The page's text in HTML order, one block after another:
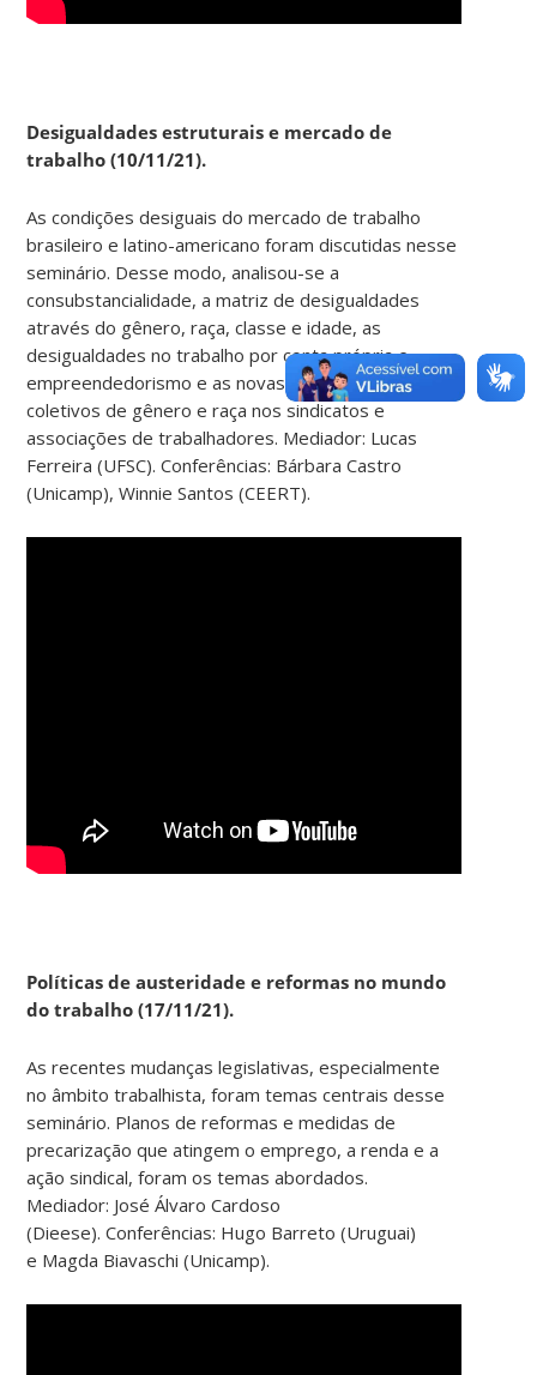
Desigualdades estruturais e mercado de
trabalho (10/11/21).
As condições desiguais do mercado de trabalho
brasileiro e latino-americano foram discutidas nesse
seminário. Desse modo, analisou-se a
consubstancialidade, a matriz de desigualdades
através do gênero, raça, classe e idade, as
desigualdades no trabalho por conta própria e
empreendedorismo e as novas possibilidades de
coletivos de gênero e raça nos sindicatos e
associações de trabalhadores. Mediador: Lucas
Ferreira (UFSC). Conferências: Bárbara Castro
(Unicamp), Winnie Santos (CEERT).
Políticas de austeridade e reformas no mundo
do trabalho (17/11/21).
As recentes mudanças legislativas, especialmente
no âmbito trabalhista, foram temas centrais desse
seminário. Planos de reformas e medidas de
precarização que atingem o emprego, a renda e a
ação sindical, foram os temas abordados.
Mediador: José Álvaro Cardoso
(Dieese). Conferências: Hugo Barreto (Uruguai)
e Magda Biavaschi (Unicamp).